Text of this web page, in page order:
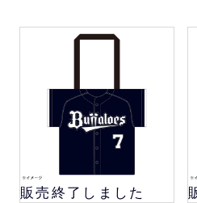
販売終了しました